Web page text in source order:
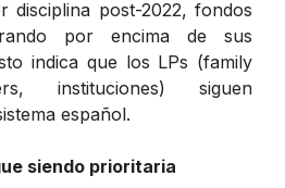
disciplina post-2022, fondos
por encima de sus
indica que los LPs (family
instituciones) siguen
español.
siendo prioritaria